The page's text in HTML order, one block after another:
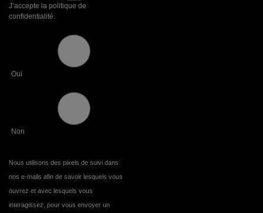
J’accepte la politique de
confidentialité.
Oui
Non
Nous utilisons des pixels de suivi dans
nos e-mails afin de savoir lesquels vous
ouvrez et avec lesquels vous
interagissez, pour vous envoyer un